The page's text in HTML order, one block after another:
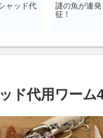
ャッド代
謎の魚が連
征！
ド代用ワーム